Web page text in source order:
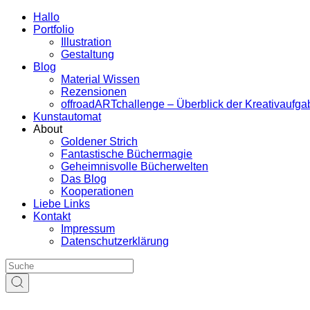
Hallo
Portfolio
Illustration
Gestaltung
Blog
Material Wissen
Rezensionen
offroadARTchallenge – Überblick der
Kunstautomat
About
Goldener Strich
Fantastische Büchermagie
Geheimnisvolle Bücherwelten
Das Blog
Kooperationen
Liebe Links
Kontakt
Impressum
Datenschutzerklärung